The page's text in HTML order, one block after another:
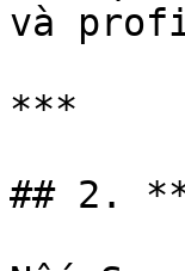
và
***
## 2.